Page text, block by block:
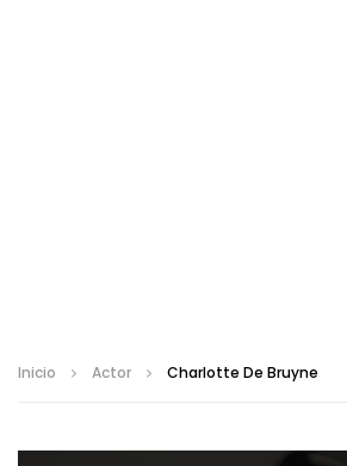
Inicio Actor Charlotte De Bruyne